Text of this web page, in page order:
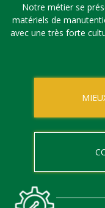
Notre métier se
matériels de
avec une très forte